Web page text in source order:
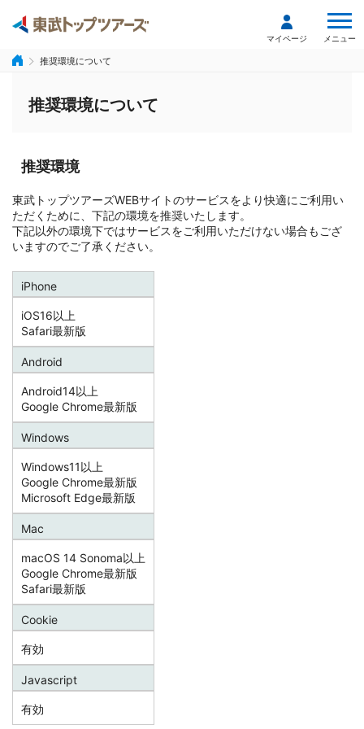
マイページ メニュー
推奨環境について
推奨環境について
推奨環境
東武トップツアーズWEBサイトのサービスをより快適にご利用い
ただくために、下記の環境を推奨いたします。
下記以外の環境下ではサービスをご利用いただけない場合もござ
いますのでご了承ください。
iPhone
iOS16以上
Safari最新版
Android
Android14以上
Google Chrome最新版
Windows
Windows11以上
Google Chrome最新版
Microsoft Edge最新版
Mac
macOS 14 Sonoma以上
Google Chrome最新版
Safari最新版
Cookie
有効
Javascript
有効